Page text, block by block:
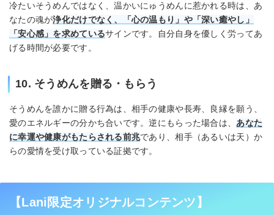
冷たいそうめんではなく、温かいにゅうめんに惹かれる時は、あ
なたの魂が浄化だけでなく、「心の温もり」や「深い癒やし」
「安心感」を求めているサインです。自分自身を優しく労ってあ
げる時間が必要です。
10. そうめんを贈る・もらう
そうめんを誰かに贈る行為は、相手の健康や長寿、良縁を願う、
愛のエネルギーの分かち合いです。逆にもらった場合は、 あなた
に幸運や健康がもたらされる前兆であり、相手（あるいは天）か
らの愛情を受け取っている証拠です。
【Lani限定オリジナルコンテンツ】